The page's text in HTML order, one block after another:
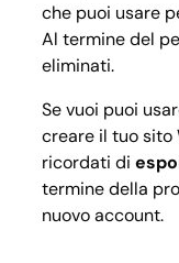
che puoi usare
Al termine del
eliminati.
Se vuoi puoi
creare il tuo sito
ricordati di
termine della
nuovo account.